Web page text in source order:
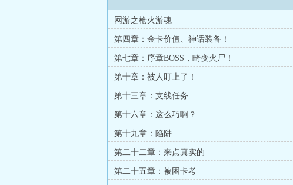
网游之枪火游魂
第四章：金卡价值、神话装备！
第七章：序章BOSS，畸变火尸！
第十章：被人盯上了！
第十三章：支线任务
第十六章：这么巧啊？
第十九章：陷阱
第二十二章：来点真实的
第二十五章：被困卡考